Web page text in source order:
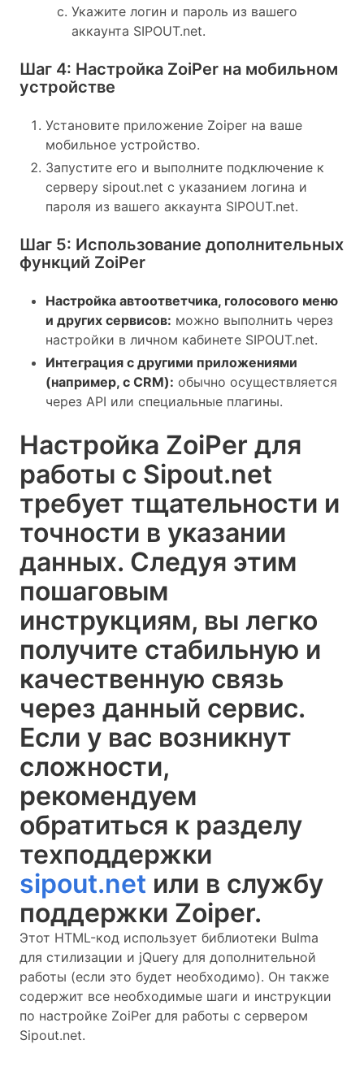
Укажите логин и пароль из вашего
аккаунта SIPOUT.net.
Шаг 4: Настройка ZoiPer на мобильном
устройстве
Установите приложение Zoiper на ваше
мобильное устройство.
Запустите его и выполните подключение к
серверу sipout.net с указанием логина и
пароля из вашего аккаунта SIPOUT.net.
Шаг 5: Использование дополнительных
функций ZoiPer
Настройка автоответчика, голосового меню
и других сервисов: можно выполнить через
настройки в личном кабинете SIPOUT.net.
Интеграция с другими приложениями
(например, с CRM): обычно осуществляется
через API или специальные плагины.
Настройка ZoiPer для
работы с Sipout.net
требует тщательности и
точности в указании
данных. Следуя этим
пошаговым
инструкциям, вы легко
получите стабильную и
качественную связь
через данный сервис.
Если у вас возникнут
сложности,
рекомендуем
обратиться к разделу
техподдержки
sipout.net или в службу
поддержки Zoiper.
Этот HTML-код использует библиотеки Bulma
для стилизации и jQuery для дополнительной
работы (если это будет необходимо). Он также
содержит все необходимые шаги и инструкции
по настройке ZoiPer для работы с сервером
Sipout.net.